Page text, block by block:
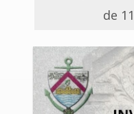
de